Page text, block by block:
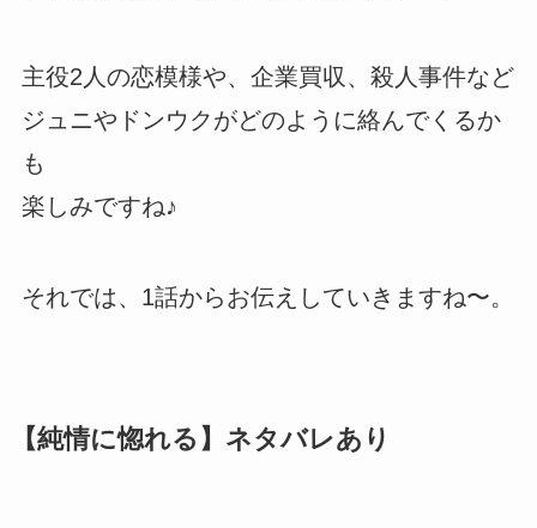
主役2人の恋模様や、企業買収、殺人事件など
ジュニやドンウクがどのように絡んでくるか
も
楽しみですね♪
それでは、1話からお伝えしていきますね〜。
【純情に惚れる】ネタバレあり